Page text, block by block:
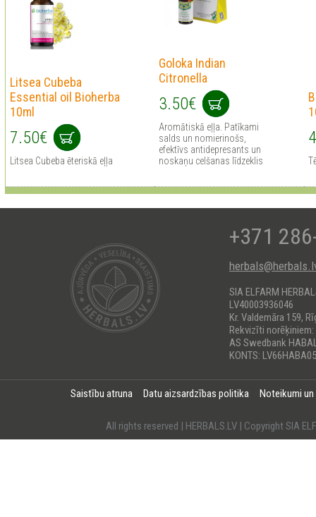
Litsea Cubeba
Essential oil Bioherba
10ml
7.50€
Litsea Cubeba ēteriskā eļļa
Goloka Indian
Citronella
3.50€
Aromātiskā eļļa. Patīkami
salds un nomierinošs,
efektīvs antidepresants un
noskaņu celšanas līdzeklis
+371
SIA ELFARM
LV40003936046
Kr. Valdemāra 159,
Rekvizīti norēķiniem:
AS Swedbank
KONTS:
Saistību atruna Datu aizsardzības politika Noteikumi
All rights reserved | HERBALS.LV | Copyright SIA